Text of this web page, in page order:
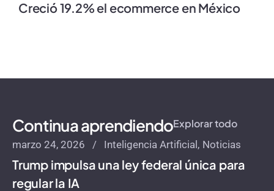
Creció 19.2% el ecommerce en México
Continua aprendiendoExplorar todo
marzo 24, 2026 Inteligencia Artificial Noticias
Trump impulsa una ley federal única para
regular la IA